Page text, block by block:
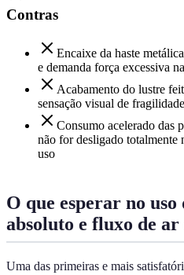
Contras
Encaixe da haste
e demanda força excessiva
Acabamento do lustre
sensação visual de
Consumo acelerado das
não for desligado totalmente
uso
O que esperar no
absoluto e fluxo de ar
Uma das primeiras e mais